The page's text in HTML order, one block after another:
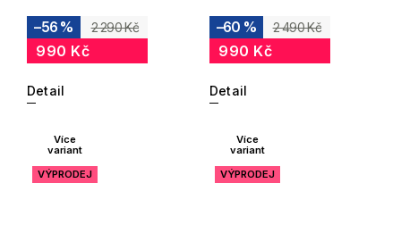
2 290 Kč
–56 %
990 Kč
Detail
2 490 Kč
–60 %
990 Kč
Detail
Více
variant
VÝPRODEJ
Více
variant
VÝPRODEJ